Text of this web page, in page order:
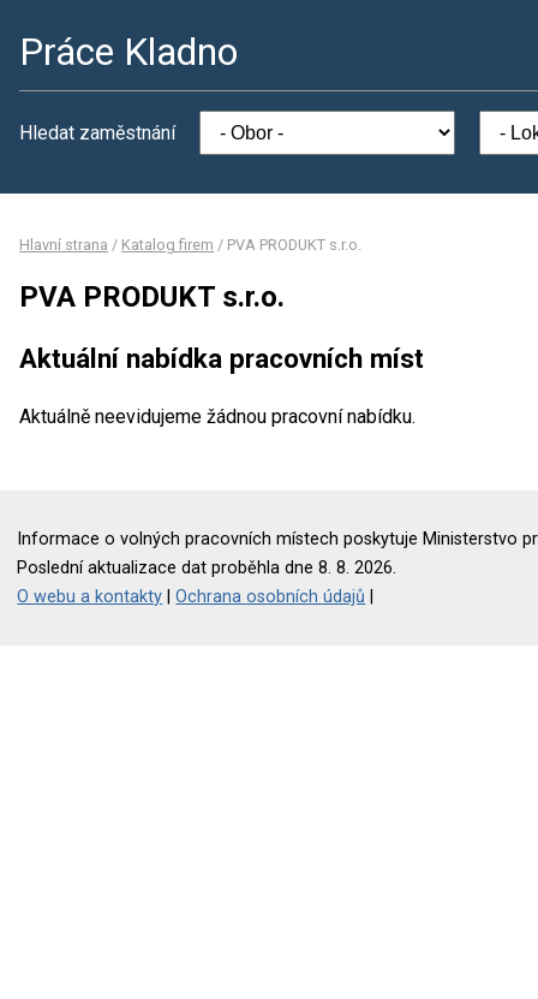
Práce Kladno
Hledat zaměstnání
Hlavní strana / Katalog firem / PVA PRODUKT s.r.o.
PVA PRODUKT s.r.o.
Aktuální nabídka pracovních míst
Aktuálně neevidujeme žádnou pracovní nabídku.
Informace o volných pracovních místech poskytuje Ministerstvo
Poslední aktualizace dat proběhla dne 8. 8. 2026.
O webu a kontakty |Ochrana osobních údajů